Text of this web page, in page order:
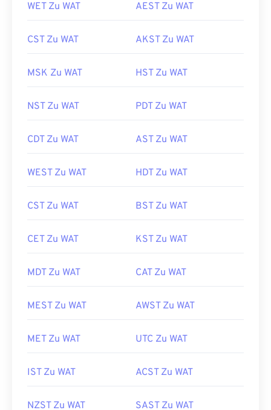
WET Zu WAT AEST Zu WAT
CST Zu WAT AKST Zu WAT
MSK Zu WAT HST Zu WAT
NST Zu WAT PDT Zu WAT
CDT Zu WAT AST Zu WAT
WEST Zu WAT HDT Zu WAT
CST Zu WAT BST Zu WAT
CET Zu WAT KST Zu WAT
MDT Zu WAT CAT Zu WAT
MEST Zu WAT AWST Zu WAT
MET Zu WAT UTC Zu WAT
IST Zu WAT ACST Zu WAT
NZST Zu WAT SAST Zu WAT